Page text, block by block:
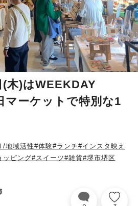
(木)はWEEKDAY
マーケットで特別な1
/地域活性#体験#ランチ#インスタ映え
ッピング#スイーツ#雑貨#堺市堺区